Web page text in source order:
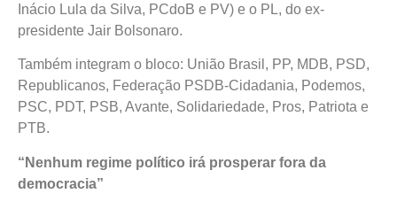
Inácio Lula da Silva, PCdoB e PV) e o PL, do ex-
presidente Jair Bolsonaro.
Também integram o bloco: União Brasil, PP, MDB, PSD,
Republicanos, Federação PSDB-Cidadania, Podemos,
PSC, PDT, PSB, Avante, Solidariedade, Pros, Patriota e
PTB.
“Nenhum regime político irá prosperar fora da
democracia”